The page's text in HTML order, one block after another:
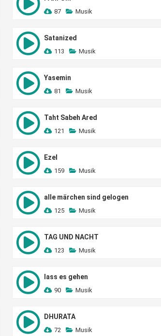
87 Musik
Satanized
113 Musik
Yasemin
81 Musik
Taht Sabeh Ared
121 Musik
Ezel
159 Musik
alle märchen sind gelogen
125 Musik
TAG UND NACHT
123 Musik
lass es gehen
90 Musik
DHURATA
72 Musik